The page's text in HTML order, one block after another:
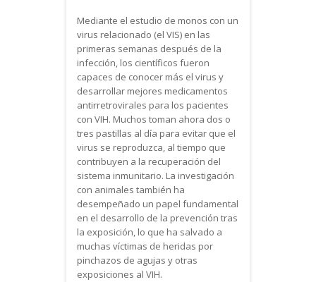
Mediante el estudio de monos con un
virus relacionado (el VIS) en las
primeras semanas después de la
infección, los científicos fueron
capaces de conocer más el virus y
desarrollar mejores medicamentos
antirretrovirales para los pacientes
con VIH. Muchos toman ahora dos o
tres pastillas al día para evitar que el
virus se reproduzca, al tiempo que
contribuyen a la recuperación del
sistema inmunitario. La investigación
con animales también ha
desempeñado un papel fundamental
en el desarrollo de la prevención tras
la exposición, lo que ha salvado a
muchas víctimas de heridas por
pinchazos de agujas y otras
exposiciones al VIH.